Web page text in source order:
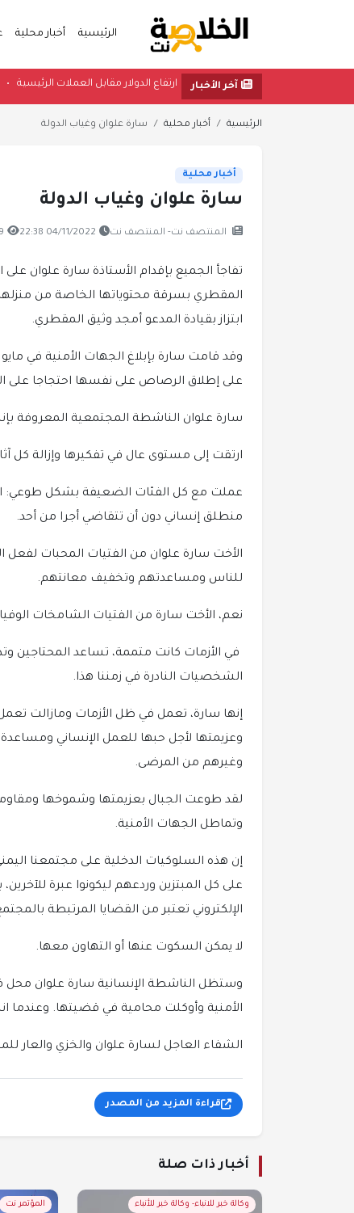
الرئيسية أخبار محلية
آخر الأخبار ارتفاع الدولار مقابل العملات
الرئيسية أخبار محلية سارة علوان وغياب الدولة
أخبار محلية
سارة علوان وغياب الدولة
المنتصف نت- المنتصف نت 04/11/2022 22:38
تفاجأ الجميع بإقدام الأستاذة سارة علوان
المقطري بسرقة محتوياتها الخاصة من
ابتزاز بقيادة المدعو أمجد وثيق المقطري.
وقد قامت سارة بإبلاغ الجهات الأمنية في
على إطلاق الرصاص على نفسها احتجاجا على
سارة علوان الناشطة المجتمعية المعروفة
ارتقت إلى مستوى عال في تفكيرها وإزالة كل
عملت مع كل الفئات الضعيفة بشكل طوعي:
منطلق إنساني دون أن تتقاضي أجرا من أحد.
الأخت سارة علوان من الفتيات المحبات لفعل
للناس ومساعدتهم وتخفيف معانتهم.
نعم، الأخت سارة من الفتيات الشامخات
في الأزمات كانت متممة، تساعد المحتاجين
الشخصيات النادرة في زمننا هذا.
إنها سارة، تعمل في ظل الأزمات ومازالت
وعزيمتها لأجل حبها للعمل الإنساني
وغيرهم من المرضى.
لقد طوعت الجبال بعزيمتها وشموخها
وتماطل الجهات الأمنية.
إن هذه السلوكيات الدخلية على مجتمعنا
على كل المبتزين وردعهم ليكونوا عبرة
الإلكتروني تعتبر من القضايا المرتبطة
لا يمكن السكوت عنها أو التهاون معها.
وستظل الناشطة الإنسانية سارة علوان محل
الأمنية وأوكلت محامية في قضيتها.
الشفاء العاجل لسارة علوان والخزي والعار
قراءة المزيد من المصدر
أخبار ذات صلة
وكالة خبر للانباء- وكالة خبر للأنباء المؤتمر نت